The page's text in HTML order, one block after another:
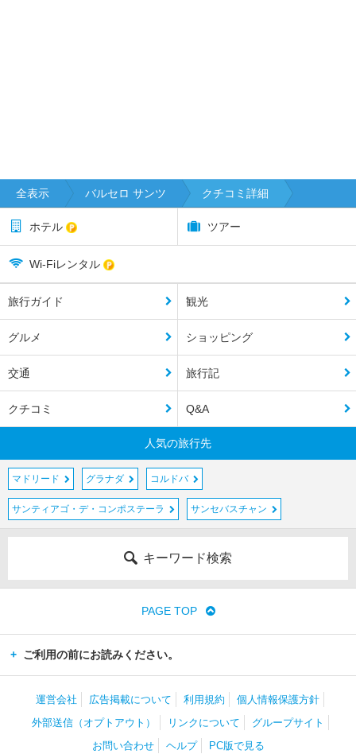
全表示 バルセロ サンツ クチコミ詳細
ホテル ツアー
Wi-Fiレンタル
旅行ガイド 観光
グルメ ショッピング
交通 旅行記
クチコミ Q&A
人気の旅行先
マドリード グラナダ コルドバ
サンティアゴ・デ・コンポステーラ サンセバスチャン
キーワード検索
PAGE TOP
ご利用の前にお読みください。
運営会社 広告掲載について 利用規約
個人情報保護方針
外部送信（オプトアウト）
リンクについて
グループサイト
お問い合わせ
ヘルプ PC版で見る